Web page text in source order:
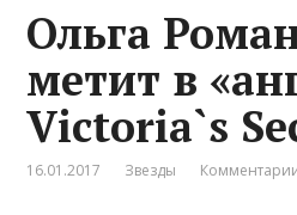
Ольга
метит в
Victoria`s
16.01.2017 Звезды